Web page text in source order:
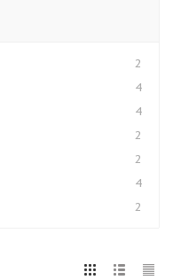
2
4
4
2
2
4
2